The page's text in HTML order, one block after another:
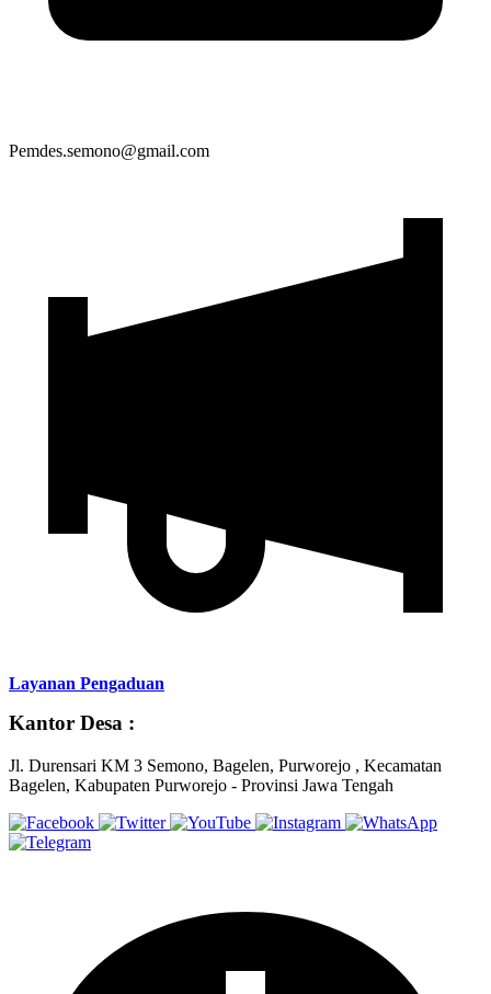
Pemdes.semono@gmail.com
Layanan Pengaduan
Kantor Desa :
Jl. Durensari KM 3 Semono, Bagelen, Purworejo , Kecamatan
Bagelen, Kabupaten Purworejo - Provinsi Jawa Tengah